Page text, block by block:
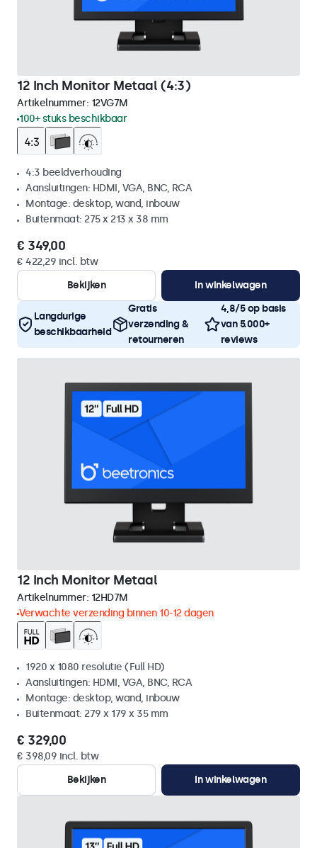
12 Inch Monitor Metaal (4:3)
Artikelnummer: 12VG7M
100+ stuks beschikbaar
4:3 beeldverhouding
Aansluitingen: HDMI, VGA, BNC, RCA
Montage: desktop, wand, inbouw
Buitenmaat: 275 x 213 x 38 mm
€ 349,00
€ 422,29 incl. btw
Bekijken
In winkelwagen
Langdurige
beschikbaarheid
Gratis
verzending &
retourneren
4,8/5 op basis
van 5.000+
reviews
12 Inch Monitor Metaal
Artikelnummer: 12HD7M
Verwachte verzending binnen 10-12 dagen
1920 x 1080 resolutie (Full HD)
Aansluitingen: HDMI, VGA, BNC, RCA
Montage: desktop, wand, inbouw
Buitenmaat: 279 x 179 x 35 mm
€ 329,00
€ 398,09 incl. btw
Bekijken
In winkelwagen